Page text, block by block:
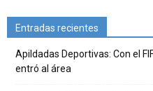
Entradas recientes
Apildadas Deportivas: Con el
entró al área